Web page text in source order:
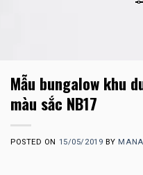
Mẫu bungalow khu
màu sắc NB17
POSTED ON 15/05/2019 BY